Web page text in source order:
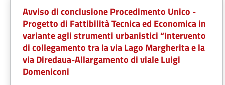
Avviso di conclusione Procedimento Unico -
Progetto di Fattibilità Tecnica ed Economica in
variante agli strumenti urbanistici “Intervento
di collegamento tra la via Lago Margherita e la
via Diredaua-Allargamento di viale Luigi
Domeniconi